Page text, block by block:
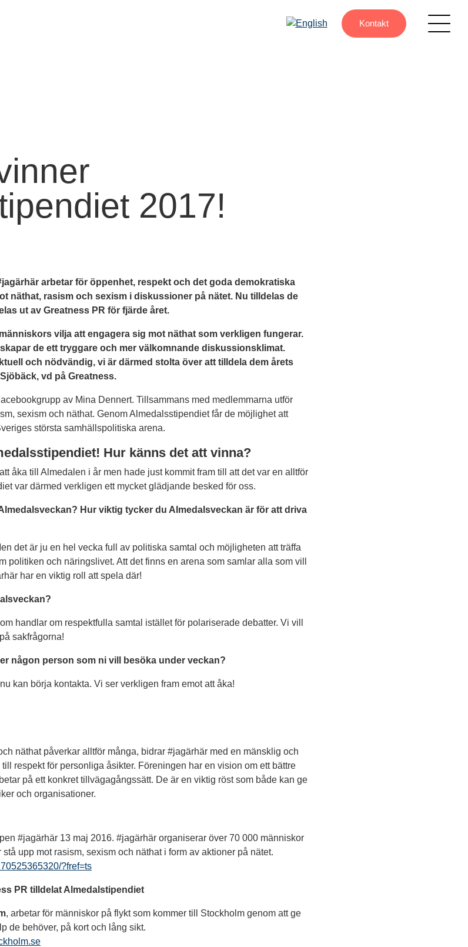
Kontakt
2017!
arbetar för öppenhet, respekt och det goda demokratiska
näthat, rasism och sexism i diskussioner på nätet. Nu tilldelas de
ut av Greatness PR för fjärde året.
vilja att engagera sig mot näthat som verkligen fungerar.
de ett tryggare och mer välkomnande diskussionsklimat.
och nödvändig, vi är därmed stolta över att tilldela dem årets
vd på Greatness.
av Mina Dennert. Tillsammans med medlemmarna utför
sexism och näthat. Genom Almedalsstipendiet får de möjlighet att
största samhällspolitiska arena.
Hur känns det att vinna?
åka till Almedalen i år men hade just kommit fram till att det var en alltför
var därmed verkligen ett mycket glädjande besked för oss.
Hur viktig tycker du Almedalsveckan är för att driva
det är ju en hel vecka full av politiska samtal och möjligheten att träffa
politiken och näringslivet. Att det finns en arena som samlar alla som vill
har en viktig roll att spela där!
handlar om respektfulla samtal istället för polariserade debatter. Vi vill
sakfrågorna!
någon person som ni vill besöka under veckan?
kan börja kontakta. Vi ser verkligen fram emot att åka!
näthat påverkar alltför många, bidrar #jagärhär med en mänsklig och
respekt för personliga åsikter. Föreningen har en vision om ett bättre
på ett konkret tillvägagångssätt. De är en viktig röst som både kan ge
och organisationer.
#jagärhär 13 maj 2016. #jagärhär organiserar över 70 000 människor
upp mot rasism, sexism och näthat i form av aktioner på nätet.
?fref=ts
PR tilldelat Almedalstipendiet
, arbetar för människor på flykt som kommer till Stockholm genom att ge
de behöver, på kort och lång sikt.